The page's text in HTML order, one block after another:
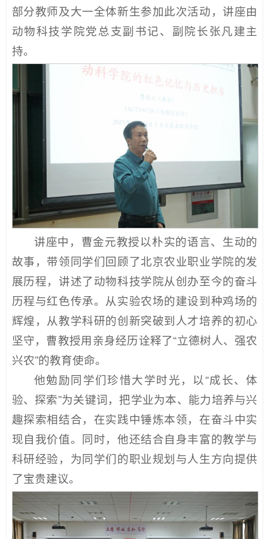
部分教师及大一全体新生参加此次活动，讲座由
动物科技学院党总支副书记、副院长张凡建主
持。
讲座中，曹金元教授以朴实的语言、生动的
故事，带领同学们回顾了北京农业职业学院的发
展历程，讲述了动物科技学院从创办至今的奋斗
历程与红色传承。从实验农场的建设到种鸡场的
辉煌，从教学科研的创新突破到人才培养的初心
坚守，曹教授用亲身经历诠释了“立德树人、强农
兴农”的教育使命。
他勉励同学们珍惜大学时光，以“成长、体
验、探索”为关键词，把学业为本、能力培养与兴
趣探索相结合，在实践中锤炼本领，在奋斗中实
现自我价值。同时，他还结合自身丰富的教学与
科研经验，为同学们的职业规划与人生方向提供
了宝贵建议。